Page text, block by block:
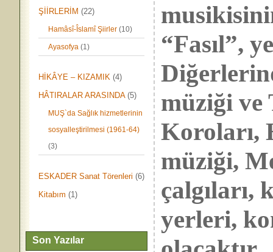
ŞİİRLERİM (22)
Hamâsî-Îslamî Şiirler (10)
Ayasofya (1)
HİKÂYE – KIZAMIK (4)
HÂTIRALAR ARASINDA(5)
MUŞ`da Sağlık hizmetlerinin
sosyalleştirilmesi (1961-64)
(3)
ESKADER Sanat Törenleri (6)
Kitabım (1)
Son Yazılar
“Fasıl”,
müziği
Koroları,
müziği,
çalgıları,
yerleri,